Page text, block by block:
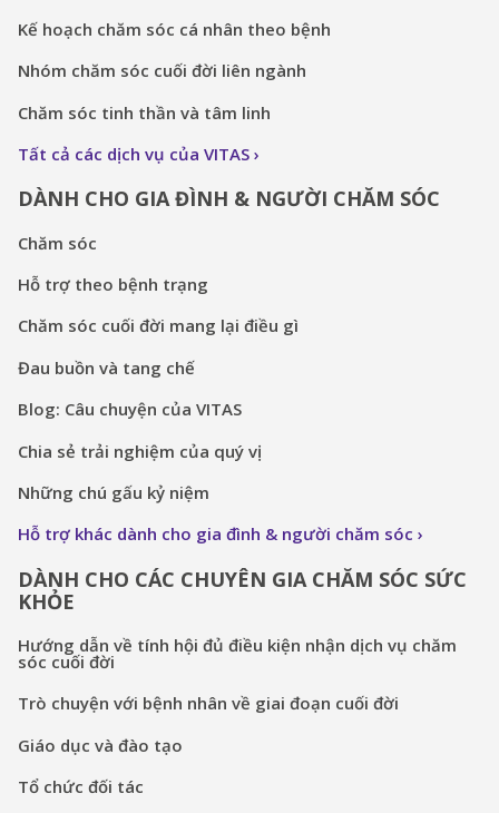
Kế hoạch chăm sóc cá nhân theo bệnh
Nhóm chăm sóc cuối đời liên ngành
Chăm sóc tinh thần và tâm linh
Tất cả các dịch vụ của VITAS
DÀNH CHO GIA ĐÌNH & NGƯỜI CHĂM SÓC
Chăm sóc
Hỗ trợ theo bệnh trạng
Chăm sóc cuối đời mang lại điều gì
Đau buồn và tang chế
Blog: Câu chuyện của VITAS
Chia sẻ trải nghiệm của quý vị
Những chú gấu kỷ niệm
Hỗ trợ khác dành cho gia đình & người chăm sóc
DÀNH CHO CÁC CHUYÊN GIA CHĂM SÓC SỨC
KHỎE
Hướng dẫn về tính hội đủ điều kiện nhận dịch vụ chăm
sóc cuối đời
Trò chuyện với bệnh nhân về giai đoạn cuối đời
Giáo dục và đào tạo
Tổ chức đối tác